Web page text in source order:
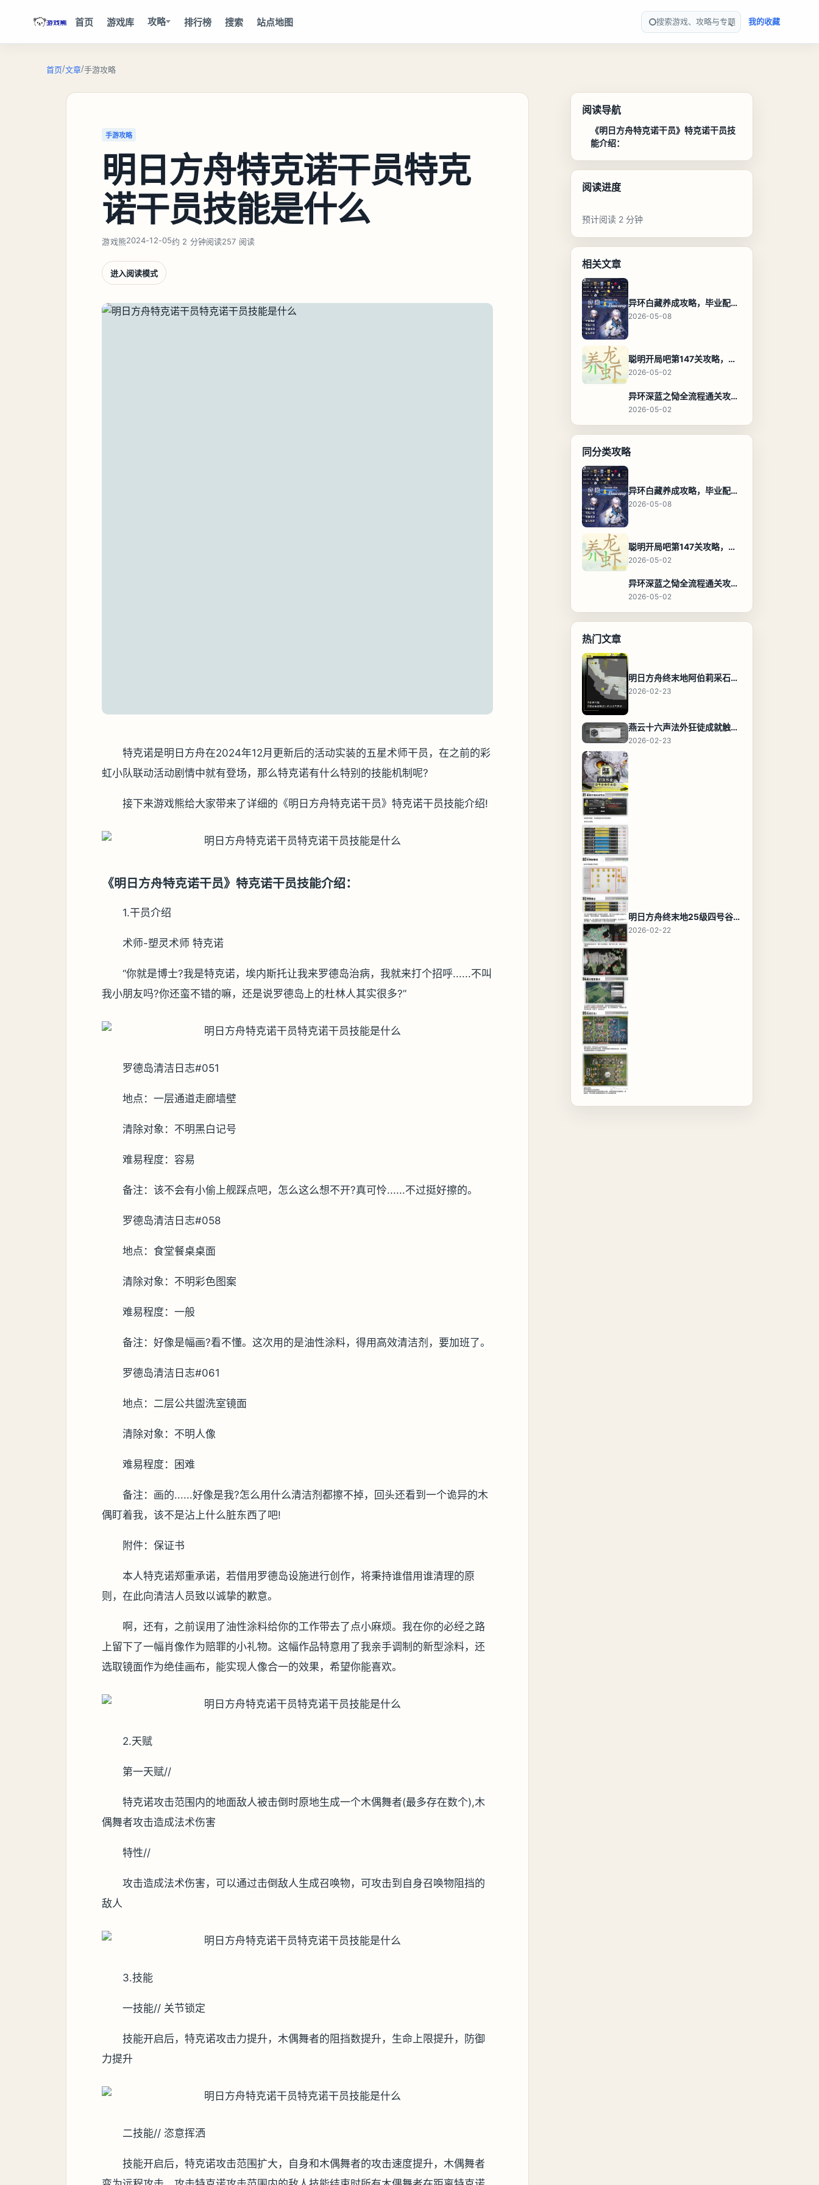
首页 游戏库 攻略 排行榜 搜索 站点地图 搜索游戏、攻略与专题 我的收藏
首页/文章/手游攻略
手游攻略
明日方舟特克诺干员特克
诺干员技能是什么
游戏熊2024-12-05约 2 分钟阅读257 阅读
进入阅读模式
特克诺是明日方舟在2024年12月更新后的活动实装的五星术师干员，在之前的彩
虹小队联动活动剧情中就有登场，那么特克诺有什么特别的技能机制呢?
接下来游戏熊给大家带来了详细的《明日方舟特克诺干员》特克诺干员技能介绍!
《明日方舟特克诺干员》特克诺干员技能介绍：
1.干员介绍
术师-塑灵术师 特克诺
“你就是博士?我是特克诺，埃内斯托让我来罗德岛治病，我就来打个招呼......不叫
我小朋友吗?你还蛮不错的嘛，还是说罗德岛上的杜林人其实很多?”
罗德岛清洁日志#051
地点：一层通道走廊墙壁
清除对象：不明黑白记号
难易程度：容易
备注：该不会有小偷上舰踩点吧，怎么这么想不开?真可怜......不过挺好擦的。
罗德岛清洁日志#058
地点：食堂餐桌桌面
清除对象：不明彩色图案
难易程度：一般
备注：好像是幅画?看不懂。这次用的是油性涂料，得用高效清洁剂，要加班了。
罗德岛清洁日志#061
地点：二层公共盥洗室镜面
清除对象：不明人像
难易程度：困难
备注：画的......好像是我?怎么用什么清洁剂都擦不掉，回头还看到一个诡异的木
偶盯着我，该不是沾上什么脏东西了吧!
附件：保证书
本人特克诺郑重承诺，若借用罗德岛设施进行创作，将秉持谁借用谁清理的原
则，在此向清洁人员致以诚挚的歉意。
啊，还有，之前误用了油性涂料给你的工作带去了点小麻烦。我在你的必经之路
上留下了一幅肖像作为赔罪的小礼物。这幅作品特意用了我亲手调制的新型涂料，还
选取镜面作为绝佳画布，能实现人像合一的效果，希望你能喜欢。
2.天赋
第一天赋//
特克诺攻击范围内的地面敌人被击倒时原地生成一个木偶舞者(最多存在数个),木
偶舞者攻击造成法术伤害
特性//
攻击造成法术伤害，可以通过击倒敌人生成召唤物，可攻击到自身召唤物阻挡的
敌人
3.技能
一技能// 关节锁定
技能开启后，特克诺攻击力提升，木偶舞者的阻挡数提升，生命上限提升，防御
力提升
二技能// 恣意挥洒
技能开启后，特克诺攻击范围扩大，自身和木偶舞者的攻击速度提升，木偶舞者
阅读导航
《明日方舟特克诺干员》特克诺干员技
能介绍：
阅读进度
预计阅读 2 分钟
相关文章
异环白藏养成攻略，毕业配装、技能加点与阵容搭配保姆级解析
2026-05-08
聪明开局吧第147关攻略，养龙虾找出27个常用字通关答案
2026-05-02
异环深蓝之恸全流程通关攻略，教程与隐藏奖励
2026-05-02
同分类攻略
异环白藏养成攻略，毕业配装、技能加点与阵容搭配保姆级解析
2026-05-08
聪明开局吧第147关攻略，养龙虾找出27个常用字通关答案
2026-05-02
异环深蓝之恸全流程通关攻略，教程与隐藏奖励
2026-05-02
热门文章
明日方舟终末地阿伯莉采石场宝箱全收集攻略，全点位分布图与路线
2026-02-23
燕云十六声法外狂徒成就触发条件与通关攻略
2026-02-23
明日方舟终末地25级四号谷地基地蓝图，高效布局规划
2026-02-22